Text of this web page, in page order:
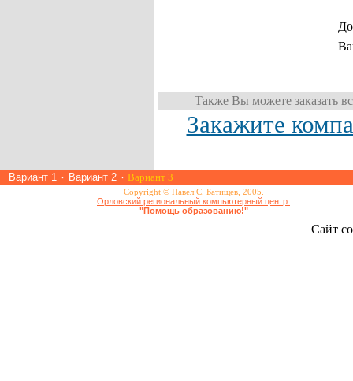
Также Вы можете заказать
Закажите
Вариант 1 ٠ Вариант 2 ٠ Вариант 3
Copyright © Павел С. Батищев, 2005.
Орловский региональный компьютерный центр:
"Помощь образованию!"
Сайт